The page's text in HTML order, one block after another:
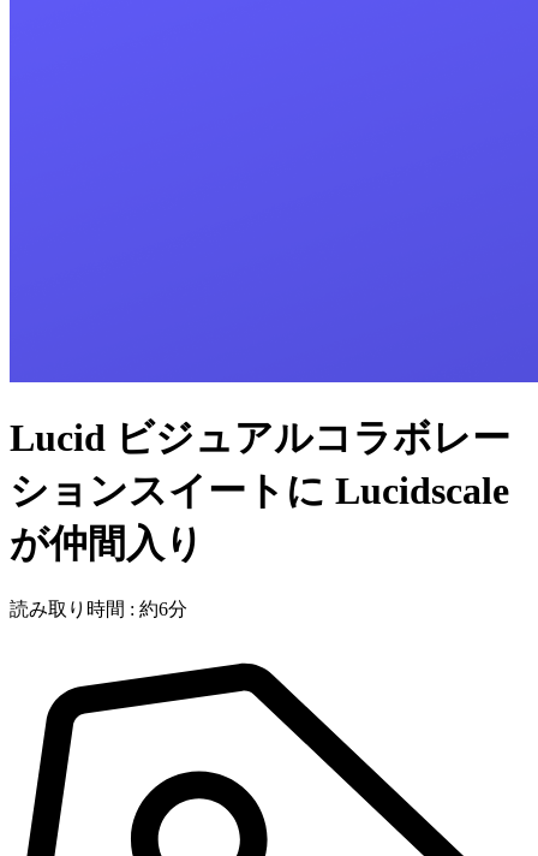
Lucid ビジュアルコラボレー
ションスイートに Lucidscale
が仲間入り
読み取り時間 : 約6分